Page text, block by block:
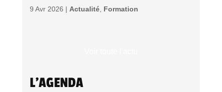
9 Avr 2026 | Actualité, Formation
L'AGENDA